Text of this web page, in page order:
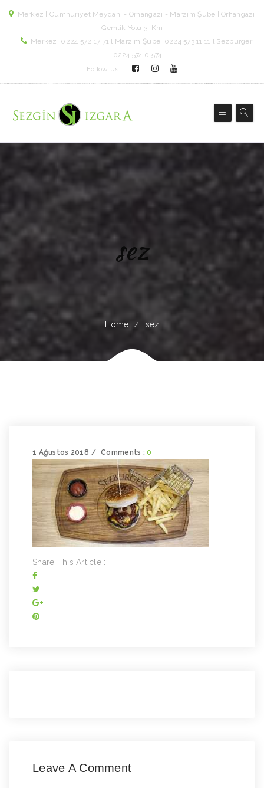
Merkez | Cumhuriyet Meydanı - Orhangazi - Marzim Şube | Orhangazi
Gemlik Yolu 3. Km
Merkez: 0224 572 17 71 l Marzim Şube: 0224 573 11 11 l Sezburger:
0224 574 0 574
Follow us
sez
Home sez
1 Ağustos 2018 Comments :0
Share This Article :
Leave A Comment